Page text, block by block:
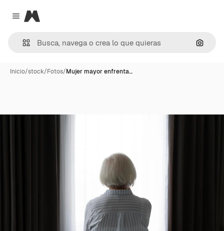
Close menu
Magnific
Inicio/stock/Fotos/Mujer mayor enfrenta…